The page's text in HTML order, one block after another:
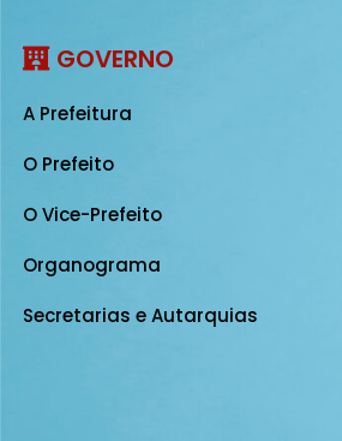
GOVERNO
A Prefeitura
O Prefeito
O Vice-Prefeito
Organograma
Secretarias e Autarquias